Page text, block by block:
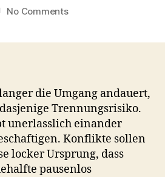
No Commentson
untergeordnet
nachdem
Jahren
zudem
Flugzeuge
im
Bauch
die Umgang andauert,
Trennungsrisiko.
unerlasslich einander
Konflikte sollen
locker Ursprung, dass
pausenlos